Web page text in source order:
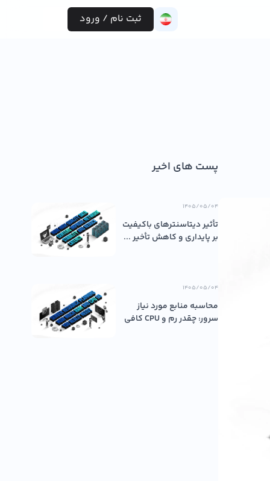
ثبت نام / ورود
پست های اخیر
۱۴۰۵/۰۵/۰۴
تأثیر دیتاسنترهای باکیفیت
بر پایداری و کاهش تأخیر ...
۱۴۰۵/۰۵/۰۴
محاسبه منابع مورد نیاز
سرور: چقدر رم و CPU کافی